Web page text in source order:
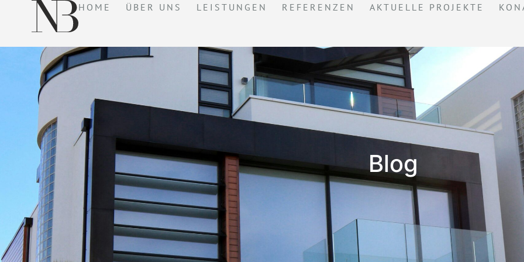
HOME ÜBER UNS LEISTUNGEN REFERENZEN AKTUELLE PROJEKTE
Blog